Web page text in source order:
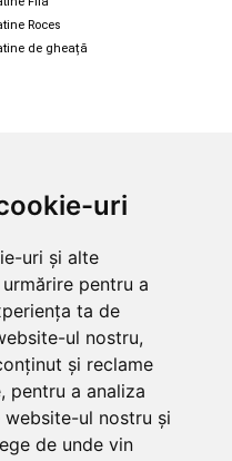
uri
uri și alte
pentru a
ta de
ul nostru,
și reclame
pentru a analiza
ul nostru și
de unde vin
Roces
de gheață
snowboard
& longboard
Cruz
Skateboards
aleg rolele
aleg ochelarii
de soare Oakley